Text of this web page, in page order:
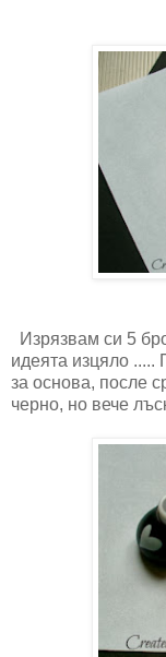
Изрязвам си 5
идеята изцяло .....
за основа, после
черно, но вече